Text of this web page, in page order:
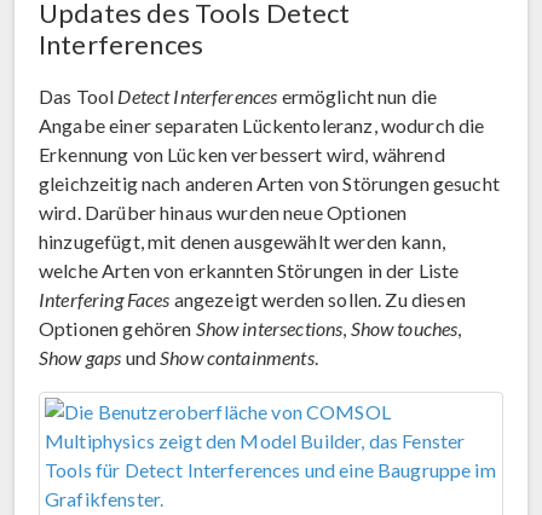
Updates des Tools Detect
Interferences
Das Tool Detect Interferences ermöglicht nun die
Angabe einer separaten Lückentoleranz, wodurch die
Erkennung von Lücken verbessert wird, während
gleichzeitig nach anderen Arten von Störungen gesucht
wird. Darüber hinaus wurden neue Optionen
hinzugefügt, mit denen ausgewählt werden kann,
welche Arten von erkannten Störungen in der Liste
Interfering Faces angezeigt werden sollen. Zu diesen
Optionen gehören Show intersections, Show touches,
Show gaps undShow containments.